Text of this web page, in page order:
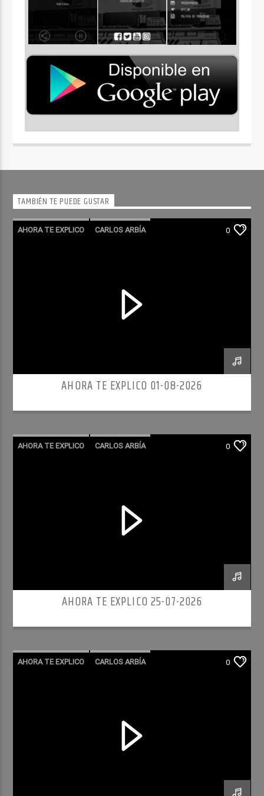
TAMBIÉN TE PUEDE GUSTAR
AHORA TE EXPLICO CARLOS ARBÍA 0
AHORA TE EXPLICO 01-08-2026
AHORA TE EXPLICO CARLOS ARBÍA 0
AHORA TE EXPLICO 25-07-2026
AHORA TE EXPLICO CARLOS ARBÍA 0